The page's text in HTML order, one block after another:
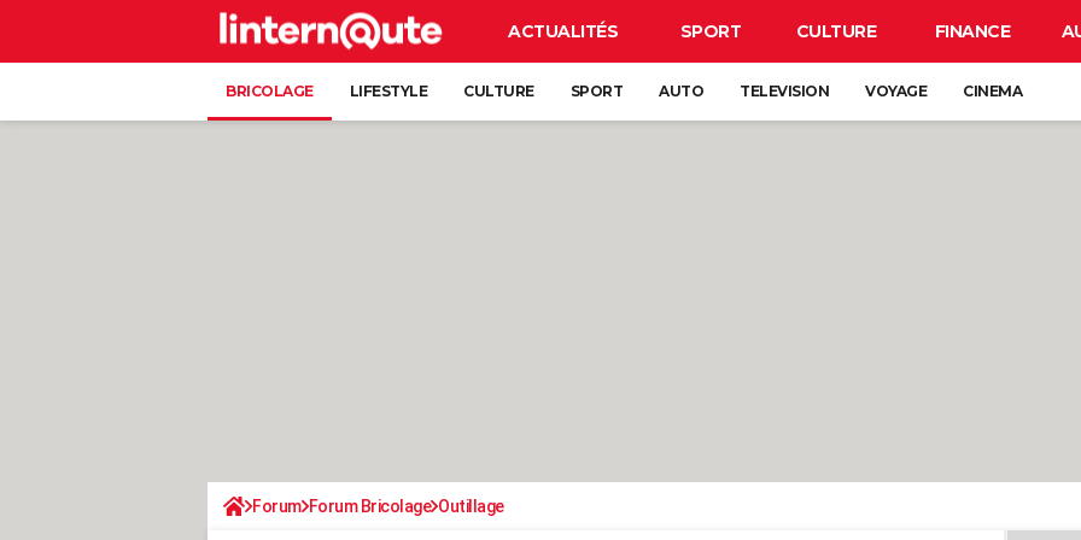
ACTUALITÉS SPORT CULTURE FINANCE
BRICOLAGE LIFESTYLE CULTURE SPORT AUTO TELEVISION VOYAGE CINEMA
Forum Forum Bricolage Outillage